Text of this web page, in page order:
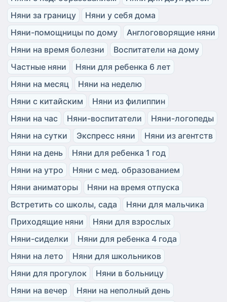
Няни за границу
Няни у себя дома
Няни-помощницы по дому
Англоговорящие няни
Няни на время болезни
Воспитатели на дому
Частные няни
Няни для ребенка 6 лет
Няни на месяц
Няни на неделю
Няни с китайским
Няни из филиппин
Няни на час
Няни-воспитатели
Няни-логопеды
Няни на сутки
Экспресс няни
Няни из агентств
Няни на день
Няни для ребенка 1 год
Няни на утро
Няни с мед. образованием
Няни аниматоры
Няни на время отпуска
Встретить со школы, сада
Няни для мальчика
Приходящие няни
Няни для взрослых
Няни-сиделки
Няни для ребенка 4 года
Няни на лето
Няни для школьников
Няни для прогулок
Няни в больницу
Няни на вечер
Няни на неполный день